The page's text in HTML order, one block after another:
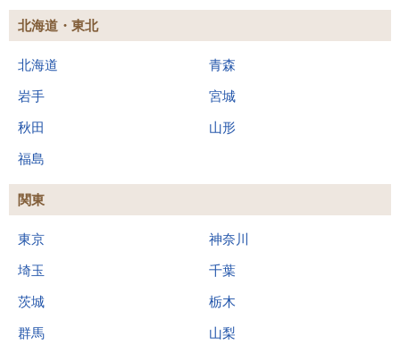
北海道・東北
北海道 青森
岩手 宮城
秋田 山形
福島
関東
東京 神奈川
埼玉 千葉
茨城 栃木
群馬 山梨